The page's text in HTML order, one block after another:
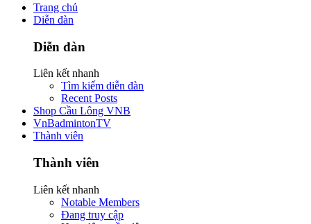
Trang chủ
Diễn đàn
Diễn đàn
Liên kết nhanh
Tìm kiếm diễn đàn
Recent Posts
Shop Cầu Lông VNB
VnBadmintonTV
Thành viên
Thành viên
Liên kết nhanh
Notable Members
Đang truy cập